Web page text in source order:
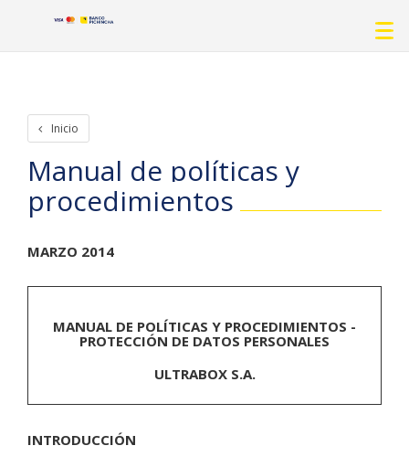
Inicio
Manual de políticas y
procedimientos
MARZO 2014
MANUAL DE POLÍTICAS Y PROCEDIMIENTOS -
PROTECCIÓN DE DATOS PERSONALES
ULTRABOX S.A.
INTRODUCCIÓN